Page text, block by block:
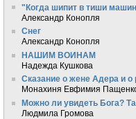
"Когда шипит в тиши
Александр Конопля
Снег
Александр Конопля
НАШИМ ВОИНАМ
Надежда Кушкова
Сказание о жене Адера и
Монахиня Евфимия
Можно ли увидеть Бога?
Людмила Громова